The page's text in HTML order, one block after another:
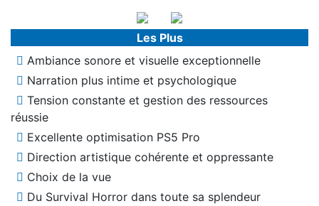
Les Plus
Ambiance sonore et visuelle exceptionnelle
Narration plus intime et psychologique
Tension constante et gestion des ressources
réussie
Excellente optimisation PS5 Pro
Direction artistique cohérente et oppressante
Choix de la vue
Du Survival Horror dans toute sa splendeur